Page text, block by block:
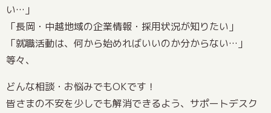
い…」
「長岡・中越地域の企業情報・採用状況が知りたい」
「就職活動は、何から始めればいいのか分からない…」
等々、
どんな相談・お悩みでもOKです！
皆さまの不安を少しでも解消できるよう、サポートデスク